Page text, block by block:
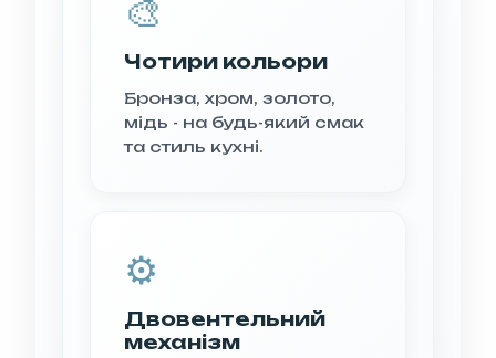
🎨
Чотири кольори
Бронза, хром, золото,
мідь - на будь-який смак
та стиль кухні.
⚙️
Двовентельний
механізм